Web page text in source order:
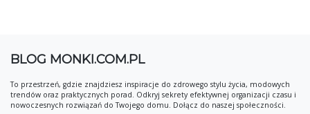
BLOG MONKI.COM.PL
To przestrzeń, gdzie znajdziesz inspiracje do zdrowego stylu życia, modowych
trendów oraz praktycznych porad. Odkryj sekrety efektywnej organizacji czasu i
nowoczesnych rozwiązań do Twojego domu. Dołącz do naszej społeczności.